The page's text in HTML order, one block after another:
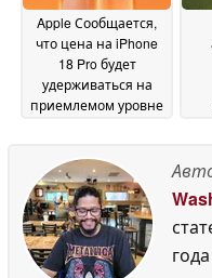
Apple Сообщается,
что цена на iPhone
18 Pro будет
удерживаться на
приемлемом уровне
сокращению затрат
25 June 2026
года